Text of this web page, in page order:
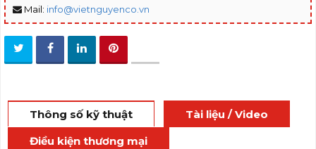
Mail: info@vietnguyenco.vn
Thông số kỹ thuật
Tài liệu / Video
Điều kiện thương mại